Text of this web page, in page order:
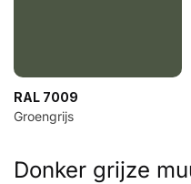
RAL 7009
Groengrijs
Donker grijze